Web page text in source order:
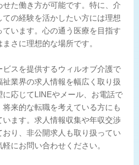
せた働き方が可能です。特に、介
の経験を活かしたい方には理想
ています。心の通う医療を目指す
さに理想的な場所です。
ビスを提供するウィルオブ介護で
業界の求人情報を幅広く取り扱
に応じてLINEやメール、お電話で
来的な転職を考えている方にも
います。求人情報収集や年収交渉
おり、非公開求人も取り扱ってい
にお問い合わせください。